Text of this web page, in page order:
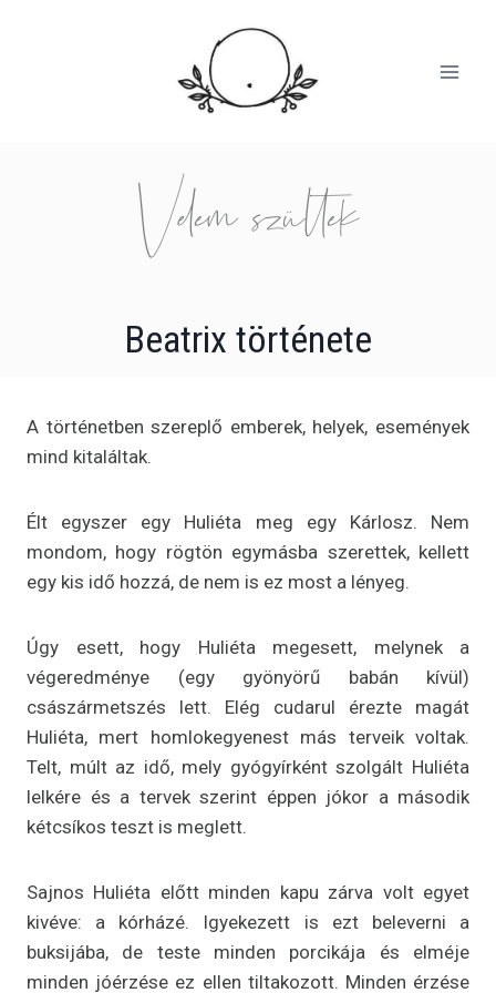
Velem szültek
Beatrix története
A történetben szereplő emberek, helyek, események
mind kitaláltak.
Élt egyszer egy Huliéta meg egy Kárlosz. Nem
mondom, hogy rögtön egymásba szerettek, kellett
egy kis idő hozzá, de nem is ez most a lényeg.
Úgy esett, hogy Huliéta megesett, melynek a
végeredménye (egy gyönyörű babán kívül)
császármetszés lett. Elég cudarul érezte magát
Huliéta, mert homlokegyenest más terveik voltak.
Telt, múlt az idő, mely gyógyírként szolgált Huliéta
lelkére és a tervek szerint éppen jókor a második
kétcsíkos teszt is meglett.
Sajnos Huliéta előtt minden kapu zárva volt egyet
kivéve: a kórházé. Igyekezett is ezt beleverni a
buksijába, de teste minden porcikája és elméje
minden jóérzése ez ellen tiltakozott. Minden érzése